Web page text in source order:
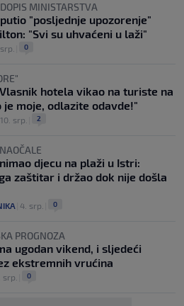
MINISTARSTVA
"posljednje upozorenje"
"Svi su uhvaćeni u laži"
0
hotela vikao na turiste na
je moje, odlazite odavde!"
10. srp. 2
djecu na plaži u Istri:
zaštitar i držao dok nije došla
4. srp. 0
PROGNOZA
ugodan vikend, i sljedeći
ekstremnih vrućina
srp. 0